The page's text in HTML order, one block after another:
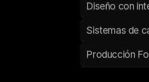
Diseño con
Sistemas de
Producción